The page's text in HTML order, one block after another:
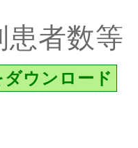
患者数等
ウンロード